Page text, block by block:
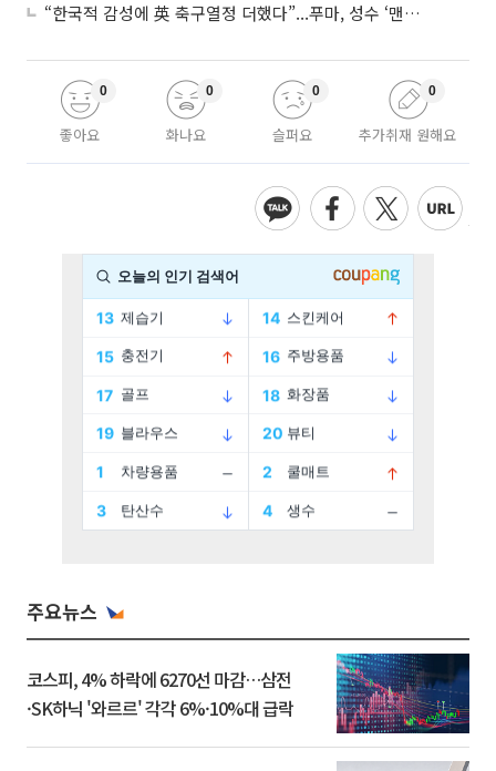
“한국적 감성에 英 축구열정 더했다”...푸마, 성수 ‘맨시티 하우스’ 팝업
좋아요
0
화나요
0
슬퍼요
0
추가취재 원해요
0
주요뉴스
코스피, 4% 하락에 6270선 마감…삼전
·SK하닉 '와르르' 각각 6%·10%대 급락